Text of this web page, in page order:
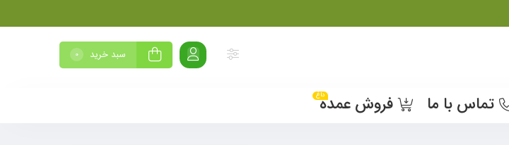
سبد خرید 0
تماس با ما فروش عمدهداغ